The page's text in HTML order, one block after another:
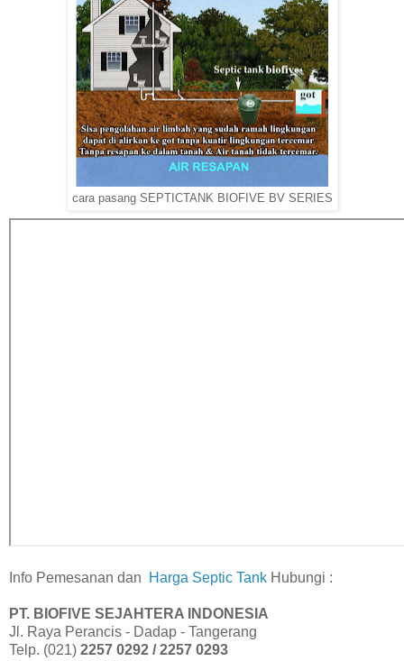
cara pasang SEPTICTANK BIOFIVE BV SERIES
Info Pemesanan dan Harga Septic Tank Hubungi :
PT. BIOFIVE SEJAHTERA INDONESIA
Jl. Raya Perancis - Dadap - Tangerang
Telp. (021) 2257 0292 / 2257 0293